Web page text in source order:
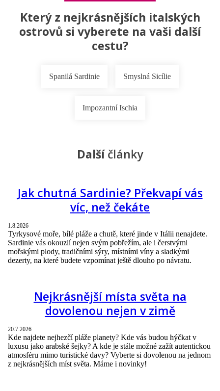
Který z nejkrásnějších italských
ostrovů si vyberete na vaši další
cestu?
Spanilá Sardinie Smyslná Sicílie
Impozantní Ischia
Dalšíčlánky
Jak chutná Sardinie? Překvapí vás
víc, než čekáte
1.8.2026
Tyrkysové moře, bílé pláže a chutě, které jinde v Itálii nenajdete.
Sardinie vás okouzlí nejen svým pobřežím, ale i čerstvými
mořskými plody, tradičními sýry, místními víny a sladkými
dezerty, na které budete vzpomínat ještě dlouho po návratu.
Nejkrásnější místa světa na
dovolenou nejen v zimě
20.7.2026
Kde najdete nejhezčí pláže planety? Kde vás budou hýčkat v
luxusu jako arabské šejky? A kde je stále možné zažít autentickou
atmosféru mimo turistické davy? Vyberte si dovolenou na jednom
z nejkrásnějších míst světa. Máme i novinky!